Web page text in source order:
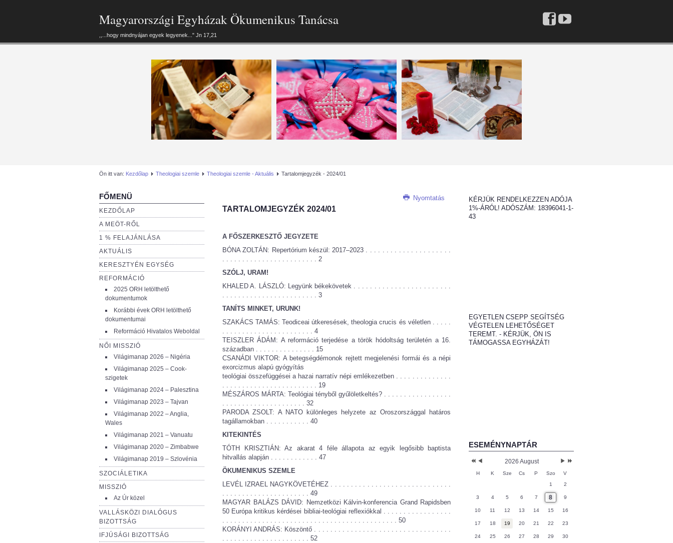
Magyarországi Egyházak Ökumenikus Tanácsa
,,...hogy mindnyájan egyek legyenek..." Jn 17,21
Ön itt van: Kezdőlap Theologiai szemle Theologiai szemle - Aktuális Tartalomjegyzék - 2024/01
FŐMENÜ
KEZDŐLAP
A MEÖT-RŐL
1 % FELAJÁNLÁSA
AKTUÁLIS
KERESZTYÉN EGYSÉG
REFORMÁCIÓ
2025 ORH letölthető
dokumentumok
Korábbi évek ORH letölthető
dokumentumai
Reformáció Hivatalos Weboldal
NŐI MISSZIÓ
Világimanap 2026 – Nigéria
Világimanap 2025 – Cook-
szigetek
Világimanap 2024 – Palesztina
Világimanap 2023 – Tajvan
Világimanap 2022 – Anglia,
Wales
Világimanap 2021 – Vanuatu
Világimanap 2020 – Zimbabwe
Világimanap 2019 – Szlovénia
SZOCIÁLETIKA
MISSZIÓ
Az Úr közel
VALLÁSKÖZI DIALÓGUS
BIZOTTSÁG
IFJÚSÁGI BIZOTTSÁG
Nyomtatás
TARTALOMJEGYZÉK 2024/01
A FŐSZERKESZTŐ JEGYZETE
BÓNA ZOLTÁN: Repertórium készül: 2017–2023 . . . . . . . . . . . . . . . . . . . . .
. . . . . . . . . . . . . . . . . . . . . . . . 2
SZÓLJ, URAM!
KHALED A. LÁSZLÓ: Legyünk békekövetek . . . . . . . . . . . . . . . . . . . . . . . .
. . . . . . . . . . . . . . . . . . . . . . . . 3
TANÍTS MINKET, URUNK!
SZAKÁCS TAMÁS: Teodiceai útkeresések, theologia crucis és véletlen . . . . .
. . . . . . . . . . . . . . . . . . . . . . . 4
TEISZLER ÁDÁM: A reformáció terjedése a török hódoltság területén a 16.
században . . . . . . . . . . . . . . . 15
CSANÁDI VIKTOR: A betegségdémonok rejtett megjelenési formái és a népi
exorcizmus alapú gyógyítás
teológiai összefüggései a hazai narratív népi emlékezetben . . . . . . . . . . . . . .
. . . . . . . . . . . . . . . . . . . . . . . . 19
MÉSZÁROS MÁRTA: Teológiai tényből gyűlöletkeltés? . . . . . . . . . . . . . . . . .
. . . . . . . . . . . . . . . . . . . . . 32
PARODA ZSOLT: A NATO különleges helyzete az Oroszországgal határos
tagállamokban . . . . . . . . . . . 40
KITEKINTÉS
TÓTH KRISZTIÁN: Az akarat 4 féle állapota az egyik legősibb baptista
hitvallás alapján . . . . . . . . . . . . 47
ÖKUMENIKUS SZEMLE
LEVÉL IZRAEL NAGYKÖVETÉHEZ . . . . . . . . . . . . . . . . . . . . . . . . . . . . . .
. . . . . . . . . . . . . . . . . . . . . . 49
MAGYAR BALÁZS DÁVID: Nemzetközi Kálvin-konferencia Grand Rapidsben
50 Európa kritikus kérdései bibliai-teológiai reflexiókkal . . . . . . . . . . . . . . . . .
. . . . . . . . . . . . . . . . . . . . . . . . . . . . . . . . . . . . . . . . . . . . 50
KORÁNYI ANDRÁS: Köszöntő . . . . . . . . . . . . . . . . . . . . . . . . . . . . . . . . . .
. . . . . . . . . . . . . . . . . . . . . . 52
KÉRJÜK RENDELKEZZEN ADÓJA
1%-ÁRÓL! ADÓSZÁM: 18396041-1-
43
EGYETLEN CSEPP SEGÍTSÉG
VÉGTELEN LEHETŐSÉGET
TEREMT. - KÉRJÜK, ÖN IS
TÁMOGASSA EGYHÁZÁT!
ESEMÉNYNAPTÁR
2026 August
H K Sze Cs P Szo
V
1
2
3 4 5 6 7 8 9
10 11 12 13 14 15 16
17 18 19 20 21 22 23
24 25 26 27 28 29 30